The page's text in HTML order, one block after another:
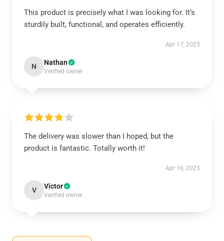
This product is precisely what I was looking for. It’s
sturdily built, functional, and operates efficiently.
Apr 17, 2025
N Nathan
Verified owner
The delivery was slower than I hoped, but the
product is fantastic. Totally worth it!
Apr 16, 2025
V Victor
Verified owner